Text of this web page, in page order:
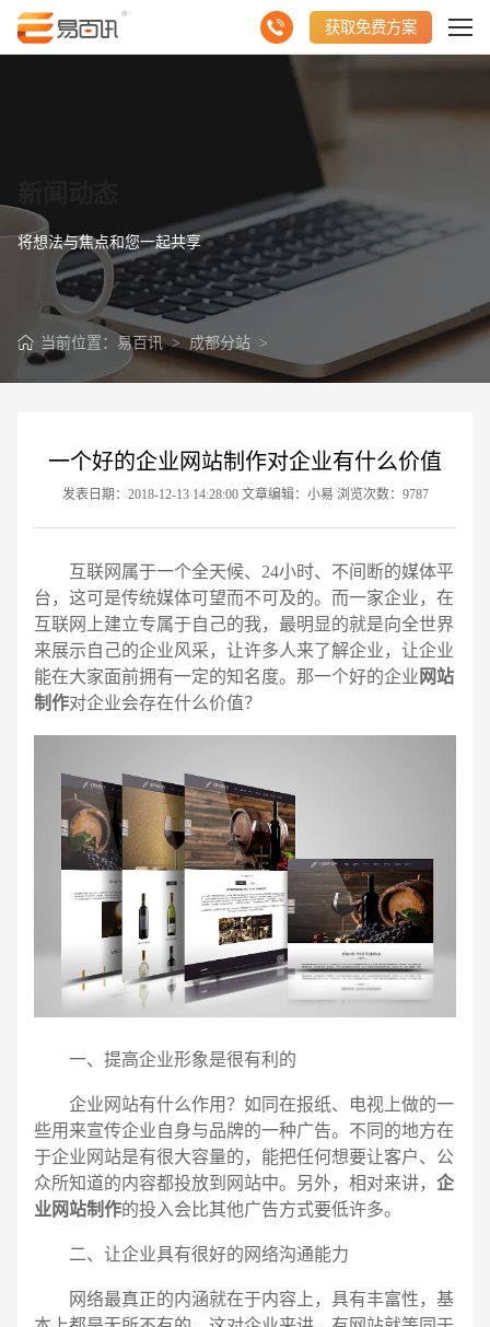
获取免费方案
将想法与焦点和您一起共享
当前位置： 易百讯>成都分站>
一个好的企业网站制作对企业有什么价值
发表日期：2018-12-13 14:28:00 文章编辑：小易 浏览次数：9787
互联网属于一个全天候、24小时、不间断的媒体平
台，这可是传统媒体可望而不可及的。而一家企业，在
互联网上建立专属于自己的我，最明显的就是向全世界
来展示自己的企业风采，让许多人来了解企业，让企业
能在大家面前拥有一定的知名度。那一个好的企业 网站
制作对企业会存在什么价值？
一、提高企业形象是很有利的
企业网站有什么作用？如同在报纸、电视上做的一
些用来宣传企业自身与品牌的一种广告。不同的地方在
于企业网站是有很大容量的，能把任何想要让客户、公
众所知道的内容都投放到网站中。另外，相对来讲， 企
业网站制作的投入会比其他广告方式要低许多。
二、让企业具有很好的网络沟通能力
网络最真正的内涵就在于内容上，具有丰富性，基
请输入您的公司名称 名字